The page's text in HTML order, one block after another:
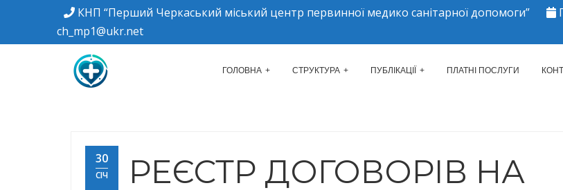
КНП “Перший Черкаський міський центр первинної медико санітарної допомоги”
ch_mp1@ukr.net
КНП "ПЕРШИЙ ЧЕРКАСЬКИЙ МІСЬКИЙ
ГОЛОВНА СТРУКТУРА ПУБЛІКАЦІЇ ПЛАТНІ ПОСЛУГИ
30
СІЧ
РЕЄСТР ДОГОВОРІВ НА